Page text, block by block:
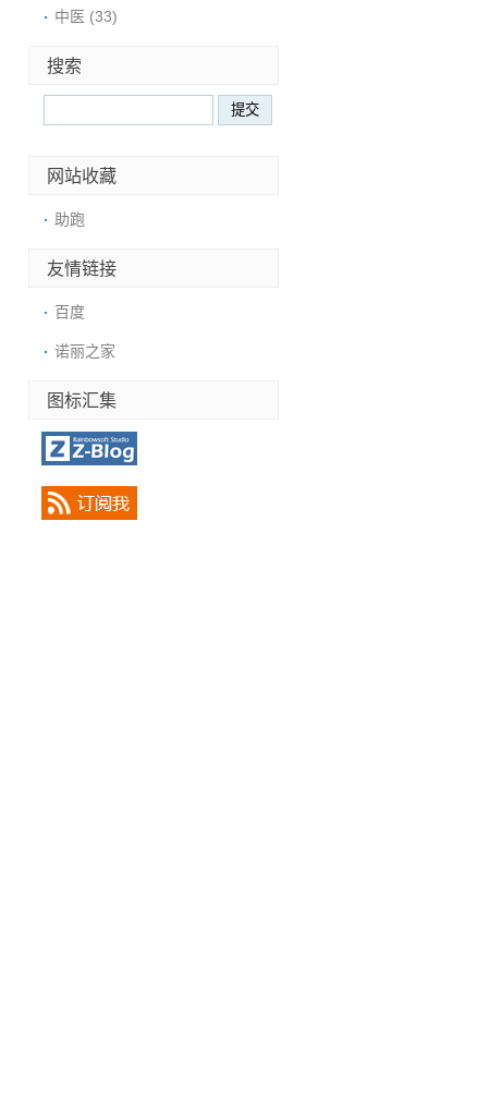
中医 (33)
搜索
网站收藏
助跑
友情链接
百度
诺丽之家
图标汇集